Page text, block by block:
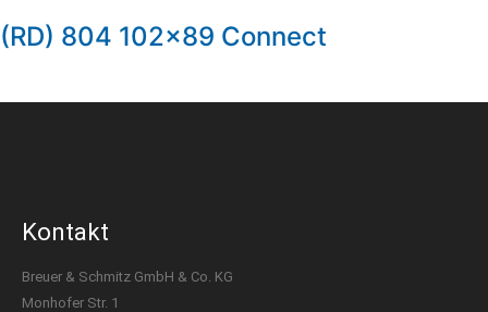
(RD) 804 102×89 Connect
Kontakt
Breuer & Schmitz GmbH & Co. KG​
Monhofer Str. 1